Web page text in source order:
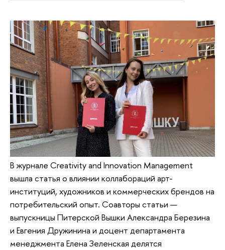
В журнале Creativity and Innovation Management
вышла статья о влиянии коллабораций арт-
институций, художников и коммерческих брендов на
потребительский опыт. Соавторы статьи —
выпускницы Питерской Вышки Александра Березина
и Евгения Дружинина и доцент департамента
менеджмента Елена Зеленская делятся